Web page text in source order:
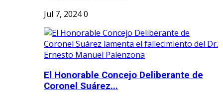
Jul 7, 20240
El Honorable Concejo Deliberante de
Coronel Suárez...